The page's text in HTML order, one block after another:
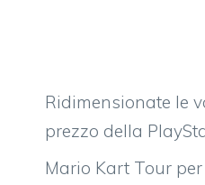
Ridimensionate le
prezzo della
Mario Kart Tour